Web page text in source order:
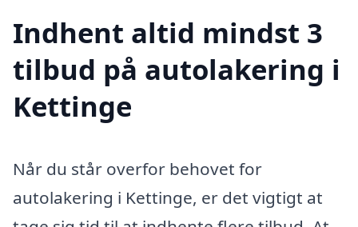
Indhent altid mindst 3
tilbud på autolakering i
Kettinge
Når du står overfor behovet for
autolakering i Kettinge, er det vigtigt at